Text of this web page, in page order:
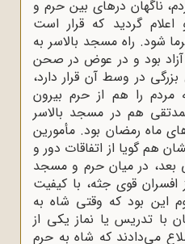
ناگهان درهاى بین حرم و
گردید که قرار است
شود. راه مسجد بالاسر به
بود و در عوض در صحن
در وسط آن قرار دارد،
را هم از حرم بیرون
هم در مسجد بالاسر
ماه رمضان بود. مأمورین
هم گویا از اتفاقات دور و
بعد، در میان حرم و مسجد
افسران قوى جثه، با کیفیت
این بود که وقتى شاه به
با تدریس یا نماز یکى از
مى‌دادند که شاه به حرم